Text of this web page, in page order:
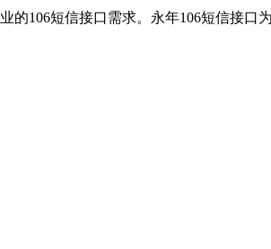
的106短信接口需求。永年106短信接